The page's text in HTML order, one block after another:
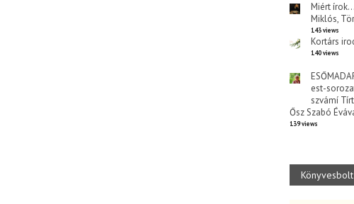
Miért
Miklós,
143 views
Kortárs
140 views
est-
szvámí
Ősz Szabó
139 views
Könyvesbolt